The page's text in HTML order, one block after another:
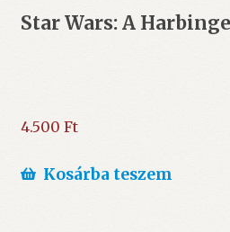
Star Wars: A
4.500 Ft
Kosárba teszem